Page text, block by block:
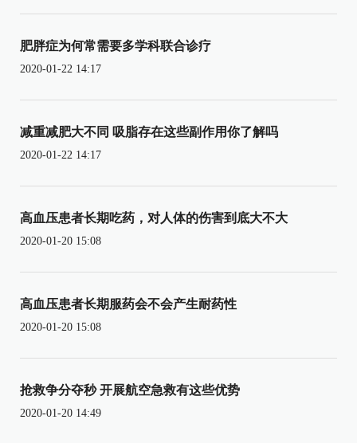
肥胖症为何常需要多学科联合诊疗
2020-01-22 14:17
减重减肥大不同 吸脂存在这些副作用你了解吗
2020-01-22 14:17
高血压患者长期吃药，对人体的伤害到底大不大
2020-01-20 15:08
高血压患者长期服药会不会产生耐药性
2020-01-20 15:08
抢救争分夺秒 开展航空急救有这些优势
2020-01-20 14:49